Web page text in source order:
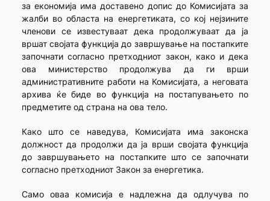
за економија има доставено допис до Комисијата за
жалби во областа на енергетиката, со кој нејзините
членови се известуваат дека продолжуваат да ја
вршат својата функција до завршување на постапките
започнати согласно претходниот закон, како и дека
ова министерство продолжува да ги врши
административните работи на Комисијата, а неговата
архива ќе биде во функција на постапувањето по
предметите од страна на ова тело.
Како што се наведува, Комисијата има законска
должност да продолжи да ја врши својата функција
до завршувањето на постапките што се започнати
согласно претходниот Закон за енергетика.
Само оваа комисија е надлежна да одлучува по